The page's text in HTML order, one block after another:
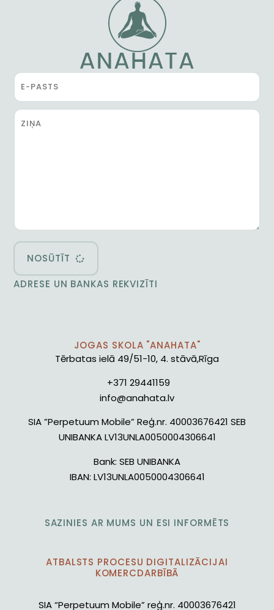
NOSŪTĪT
ADRESE UN BANKAS REKVIZĪTI
JOGAS SKOLA "ANAHATA"
Tērbatas ielā 49/51-10, 4. stāvā,Rīga
+371 29441159
info@anahata.lv
SIA ”Perpetuum Mobile” Reģ.nr. 40003676421 SEB
UNIBANKA LV13UNLA0050004306641
Bank: SEB UNIBANKA
IBAN: LV13UNLA0050004306641
SAZINIES AR MUMS UN ESI INFORMĒTS
ATBALSTS PROCESU DIGITALIZĀCIJAI
KOMERCDARBĪBĀ
SIA “Perpetuum Mobile” reģ.nr. 40003676421